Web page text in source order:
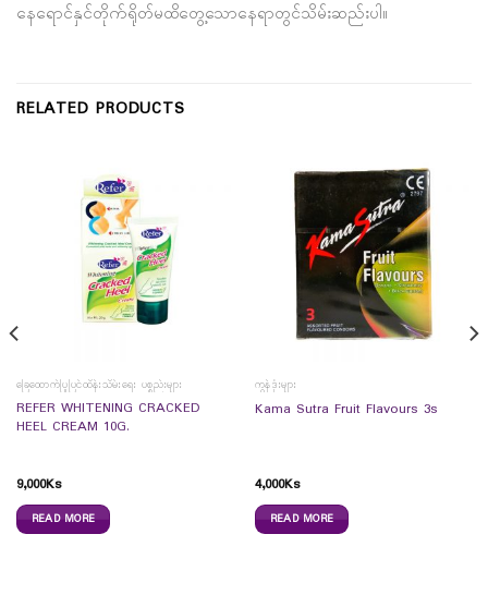
နေရောင်နှင်တိုက်ရိုတ်မထိတွေ့သောနေရာတွင်သိမ်းဆည်းပါ။
RELATED PRODUCTS
ခြေထောက်ပြုပြင်ထိန်းသိမ်းရေး ပစ္စည်းများ
REFER WHITENING CRACKED
HEEL CREAM 10G.
9,000Ks
READ MORE
ကွန်ဒုံးများ
Kama Sutra Fruit Flavours 3s
4,000Ks
READ MORE